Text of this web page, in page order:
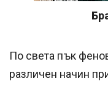
По света пък
различен начин